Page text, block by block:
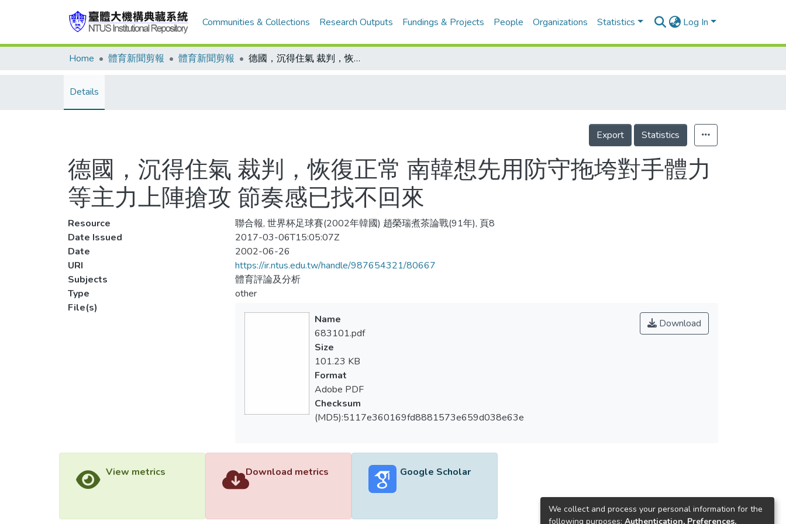
Communities & Collections Research Outputs Fundings & Projects People Organizations Statistics Log In
Home 體育新聞剪報 體育新聞剪報 德國，沉得住氣 裁判，恢復正常 南韓想先用防守拖垮對手體力 等主力上陣搶攻 節奏感已找不回來
Details
Export Statistics
德國，沉得住氣 裁判，恢復正常 南韓想先用防守拖垮對手體力
等主力上陣搶攻 節奏感已找不回來
Resource
聯合報, 世界杯足球賽(2002年韓國) 趙榮瑞煮茶論戰(91年), 頁8
Date Issued
2017-03-06T15:05:07Z
Date
2002-06-26
URI
https://ir.ntus.edu.tw/handle/987654321/80667
Subjects
體育評論及分析
Type
other
File(s)
Download
Name
683101.pdf
Size
101.23 KB
Format
Adobe PDF
Checksum
(MD5):5117e360169fd8881573e659d038e63e
View metrics Download metrics Google Scholar
We collect and process your personal information for the
following purposes: Authentication, Preferences,